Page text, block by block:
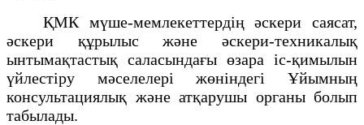
ҚМК мүше-мемлекеттердің әскери саясат,
әскери құрылыс және әскери-техникалық
ынтымақтастық саласындағы өзара iс-қимылын
үйлестiру мәселелерi жөнiндегi Ұйымның
консультациялық және атқарушы органы болып
табылады.